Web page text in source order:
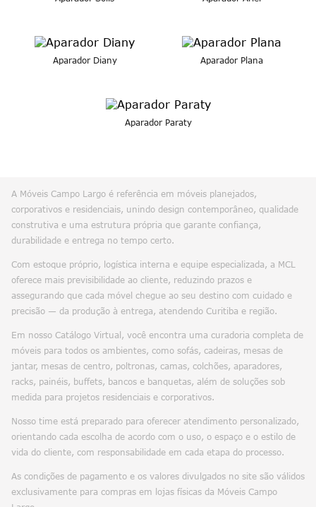
Aparador Diany Aparador Plana
Aparador Paraty
A Móveis Campo Largo é referência em móveis planejados,
corporativos e residenciais, unindo design contemporâneo, qualidade
construtiva e uma estrutura própria que garante confiança,
durabilidade e entrega no tempo certo.
Com estoque próprio, logística interna e equipe especializada, a MCL
oferece mais previsibilidade ao cliente, reduzindo prazos e
assegurando que cada móvel chegue ao seu destino com cuidado e
precisão — da produção à entrega, atendendo Curitiba e região.
Em nosso Catálogo Virtual, você encontra uma curadoria completa de
móveis para todos os ambientes, como sofás, cadeiras, mesas de
jantar, mesas de centro, poltronas, camas, colchões, aparadores,
racks, painéis, buffets, bancos e banquetas, além de soluções sob
medida para projetos residenciais e corporativos.
Nosso time está preparado para oferecer atendimento personalizado,
orientando cada escolha de acordo com o uso, o espaço e o estilo de
vida do cliente, com responsabilidade em cada etapa do processo.
As condições de pagamento e os valores divulgados no site são válidos
exclusivamente para compras em lojas físicas da Móveis Campo